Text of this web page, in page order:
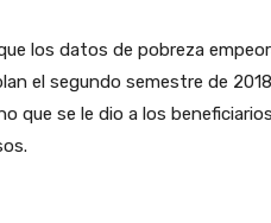
los datos de pobreza
el segundo semestre de
que se le dio a los